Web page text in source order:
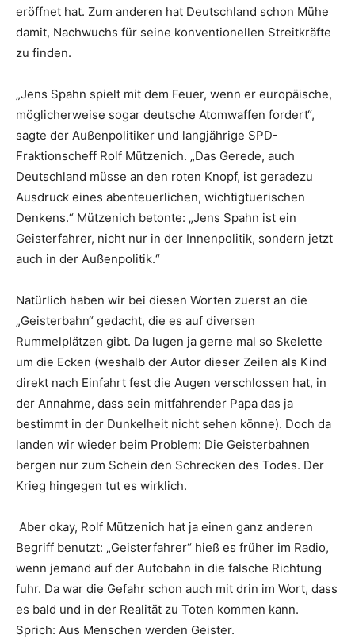
eröffnet hat. Zum anderen hat Deutschland schon Mühe
damit, Nachwuchs für seine konventionellen Streitkräfte
zu finden.
„Jens Spahn spielt mit dem Feuer, wenn er europäische,
möglicherweise sogar deutsche Atomwaffen fordert“,
sagte der Außenpolitiker und langjährige SPD-
Fraktionscheff Rolf Mützenich. „Das Gerede, auch
Deutschland müsse an den roten Knopf, ist geradezu
Ausdruck eines abenteuerlichen, wichtigtuerischen
Denkens.“ Mützenich betonte: „Jens Spahn ist ein
Geisterfahrer, nicht nur in der Innenpolitik, sondern jetzt
auch in der Außenpolitik.“
Natürlich haben wir bei diesen Worten zuerst an die
„Geisterbahn“ gedacht, die es auf diversen
Rummelplätzen gibt. Da lugen ja gerne mal so Skelette
um die Ecken (weshalb der Autor dieser Zeilen als Kind
direkt nach Einfahrt fest die Augen verschlossen hat, in
der Annahme, dass sein mitfahrender Papa das ja
bestimmt in der Dunkelheit nicht sehen könne). Doch da
landen wir wieder beim Problem: Die Geisterbahnen
bergen nur zum Schein den Schrecken des Todes. Der
Krieg hingegen tut es wirklich.
Aber okay, Rolf Mützenich hat ja einen ganz anderen
Begriff benutzt: „Geisterfahrer“ hieß es früher im Radio,
wenn jemand auf der Autobahn in die falsche Richtung
fuhr. Da war die Gefahr schon auch mit drin im Wort, dass
es bald und in der Realität zu Toten kommen kann.
Sprich: Aus Menschen werden Geister.